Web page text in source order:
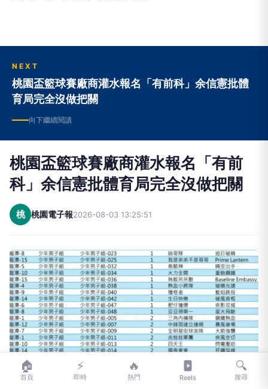
NEXT
桃園盃籃球賽廠商灌水報名「有前科」余信憲批體
育局完全沒做把關
向下繼續閱讀
桃園盃籃球賽廠商灌水報名「有前
科」余信憲批體育局完全沒做把關
桃 桃園電子報2026-08-03 13:25:51
🏠
首頁
⚡
即時
🔥
熱門 Reels
🔍
搜尋